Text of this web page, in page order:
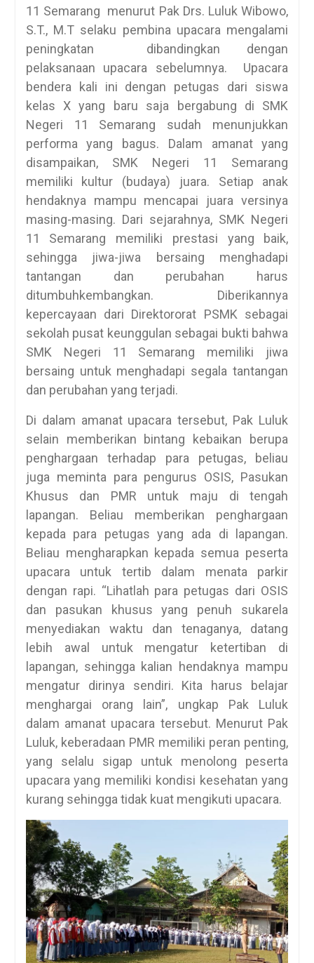
11 Semarang menurut Pak Drs. Luluk Wibowo,
S.T., M.T selaku pembina upacara mengalami
peningkatan dibandingkan dengan
pelaksanaan upacara sebelumnya. Upacara
bendera kali ini dengan petugas dari siswa
kelas X yang baru saja bergabung di SMK
Negeri 11 Semarang sudah menunjukkan
performa yang bagus. Dalam amanat yang
disampaikan, SMK Negeri 11 Semarang
memiliki kultur (budaya) juara. Setiap anak
hendaknya mampu mencapai juara versinya
masing-masing. Dari sejarahnya, SMK Negeri
11 Semarang memiliki prestasi yang baik,
sehingga jiwa-jiwa bersaing menghadapi
tantangan dan perubahan harus
ditumbuhkembangkan. Diberikannya
kepercayaan dari Direktororat PSMK sebagai
sekolah pusat keunggulan sebagai bukti bahwa
SMK Negeri 11 Semarang memiliki jiwa
bersaing untuk menghadapi segala tantangan
dan perubahan yang terjadi.
Di dalam amanat upacara tersebut, Pak Luluk
selain memberikan bintang kebaikan berupa
penghargaan terhadap para petugas, beliau
juga meminta para pengurus OSIS, Pasukan
Khusus dan PMR untuk maju di tengah
lapangan. Beliau memberikan penghargaan
kepada para petugas yang ada di lapangan.
Beliau mengharapkan kepada semua peserta
upacara untuk tertib dalam menata parkir
dengan rapi. “Lihatlah para petugas dari OSIS
dan pasukan khusus yang penuh sukarela
menyediakan waktu dan tenaganya, datang
lebih awal untuk mengatur ketertiban di
lapangan, sehingga kalian hendaknya mampu
mengatur dirinya sendiri. Kita harus belajar
menghargai orang lain”, ungkap Pak Luluk
dalam amanat upacara tersebut. Menurut Pak
Luluk, keberadaan PMR memiliki peran penting,
yang selalu sigap untuk menolong peserta
upacara yang memiliki kondisi kesehatan yang
kurang sehingga tidak kuat mengikuti upacara.